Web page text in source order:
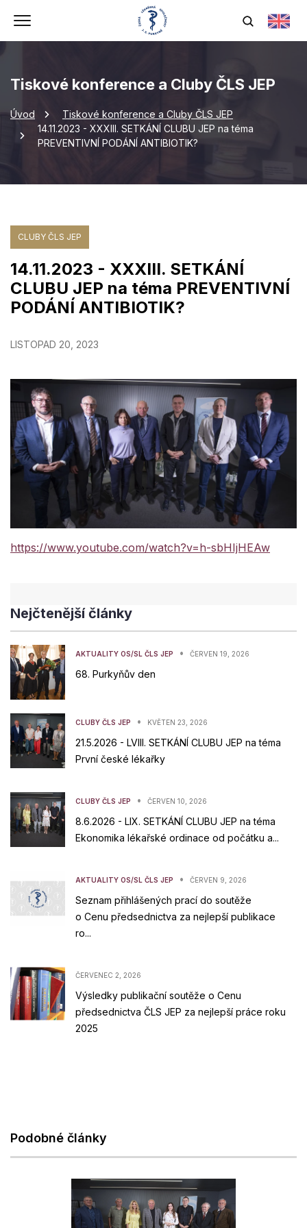
Tiskové konference a Cluby ČLS JEP
Úvod
Tiskové konference a Cluby ČLS JEP
14.11.2023 - XXXIII. SETKÁNÍ CLUBU JEP na téma
PREVENTIVNÍ PODÁNÍ ANTIBIOTIK?
CLUBY ČLS JEP
14.11.2023 - XXXIII. SETKÁNÍ
CLUBU JEP na téma PREVENTIVNÍ
PODÁNÍ ANTIBIOTIK?
LISTOPAD 20, 2023
https://www.youtube.com/watch?v=h-sbHIjHEAw
Nejčtenější články
AKTUALITY OS/SL ČLS JEP • ČERVEN 19, 2026
68. Purkyňův den
CLUBY ČLS JEP • KVĚTEN 23, 2026
21.5.2026 - LVIII. SETKÁNÍ CLUBU JEP na téma
První české lékařky
CLUBY ČLS JEP • ČERVEN 10, 2026
8.6.2026 - LIX. SETKÁNÍ CLUBU JEP na téma
Ekonomika lékařské ordinace od počátku a...
AKTUALITY OS/SL ČLS JEP • ČERVEN 9, 2026
Seznam přihlášených prací do soutěže
o Cenu předsednictva za nejlepší publikace
ro...
ČERVENEC 2, 2026
Výsledky publikační soutěže o Cenu
předsednictva ČLS JEP za nejlepší práce roku
2025
Podobné články